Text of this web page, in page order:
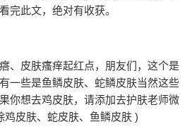
完此文，绝对有收获。
、皮肤瘙痒起红点，朋友们，这个是
一些是鱼鳞皮肤、蛇鳞皮肤当然这些
你想去鸡皮肤，请添加去护肤老师微
皮肤、蛇皮肤、鱼鳞皮肤 )